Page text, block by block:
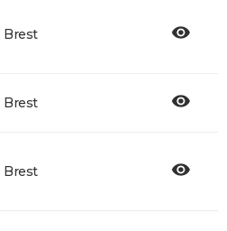
Brest
Brest
Brest